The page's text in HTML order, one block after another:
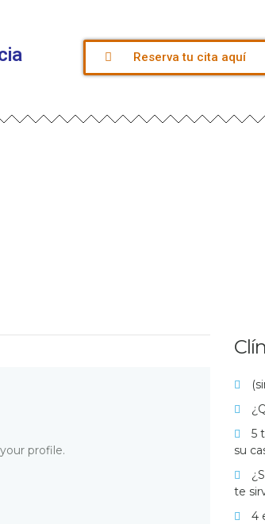
Reserva tu cita aquí
profile.
5
su
te
4